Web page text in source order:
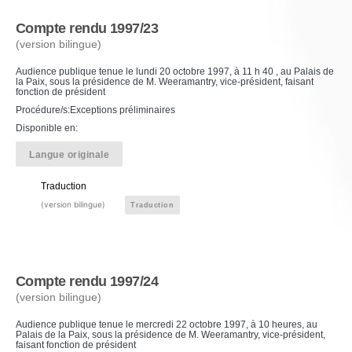
Compte rendu 1997/23
(version bilingue)
Audience publique tenue le lundi 20 octobre 1997, à 11 h 40 , au Palais de
la Paix, sous la présidence de M. Weeramantry, vice-président, faisant
fonction de président
Procédure/s:Exceptions préliminaires
Disponible en:
Langue originale
Traduction
(version bilingue) Traduction
Compte rendu 1997/24
(version bilingue)
Audience publique tenue le mercredi 22 octobre 1997, à 10 heures, au
Palais de la Paix, sous la présidence de M. Weeramantry, vice-président,
faisant fonction de président